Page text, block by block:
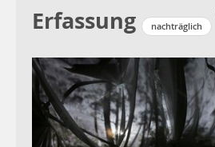
Erfassung nachträglich